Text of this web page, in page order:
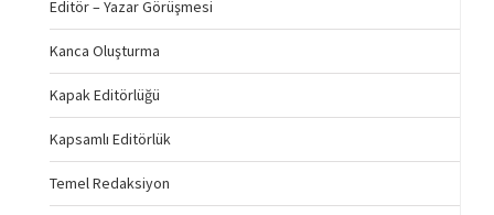
Editör – Yazar Görüşmesi
Kanca Oluşturma
Kapak Editörlüğü
Kapsamlı Editörlük
Temel Redaksiyon